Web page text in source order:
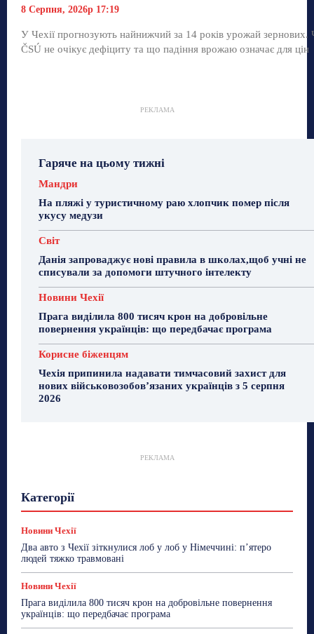
8 Серпня, 2026р 17:19
У Чехії прогнозують найнижчий за 14 років урожай
ČSÚ не очікує дефіциту та що падіння врожаю означає для цін
РЕКЛАМА
Гаряче на цьому тижні
Мандри
На пляжі у туристичному раю хлопчик помер після
укусу медузи
Світ
Данія запроваджує нові правила в школах,щоб учні не
списували за допомоги штучного інтелекту
Новини Чехії
Прага виділила 800 тисяч крон на добровільне
повернення українців: що передбачає програма
Корисне біженцям
Чехія припинила надавати тимчасовий захист для
нових військовозобов’язаних українців з 5 серпня
2026
РЕКЛАМА
Категорії
Новини Чехії
Сад та город Світ
ТехноМанія
Топ-новини Фоторепортаж
Новини Чехії
Два авто з Чехії зіткнулися лоб у лоб у Німеччині: п’ятеро
людей тяжко травмовані
Новини Чехії
Прага виділила 800 тисяч крон на добровільне повернення
українців: що передбачає програма